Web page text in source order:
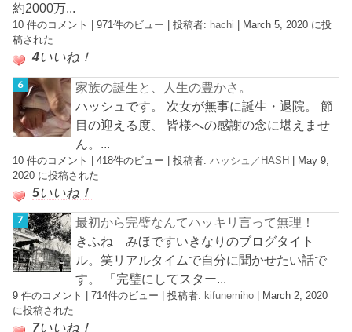
約2000万...
10 件のコメント |971件のビュー |投稿者: hachi
March 5, 2020 に投
稿された
4いいね！
家族の誕生と、人生の豊かさ。
ハッシュです。 次女が無事に誕生・退院。 節
目の迎える度、 皆様への感謝の念に堪えませ
ん。...
10 件のコメント |418件のビュー |投稿者:ハッシュ／HASH | May 9,
2020 に投稿された
5いいね！
最初から完璧なんてハッキリ言って無理！
きふね みほですいきなりのブログタイト
ル。笑リアルタイムで自分に聞かせたい話で
す。 「完璧にしてスター...
9 件のコメント |714件のビュー |投稿者: kifunemiho
March 2, 2020
に投稿された
7いいね！